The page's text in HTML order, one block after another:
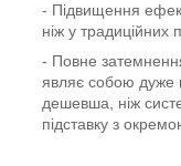
- Підвищення
ніж у
- Повне
являє собою дуже
дешевша, ніж
підставку з